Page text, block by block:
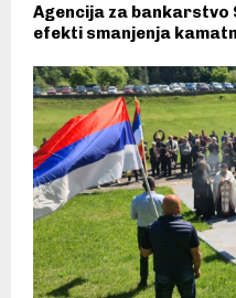
Agencija za bankarstvo
efekti smanjenja